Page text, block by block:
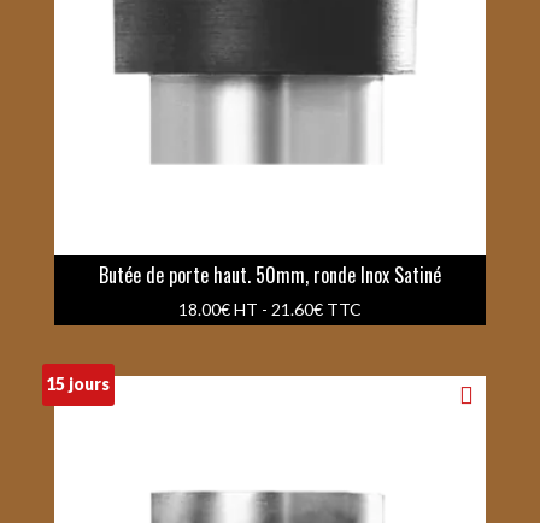
Butée de porte haut. 50mm, ronde Inox Satiné
18.00€HT - 21.60€TTC
15 jours